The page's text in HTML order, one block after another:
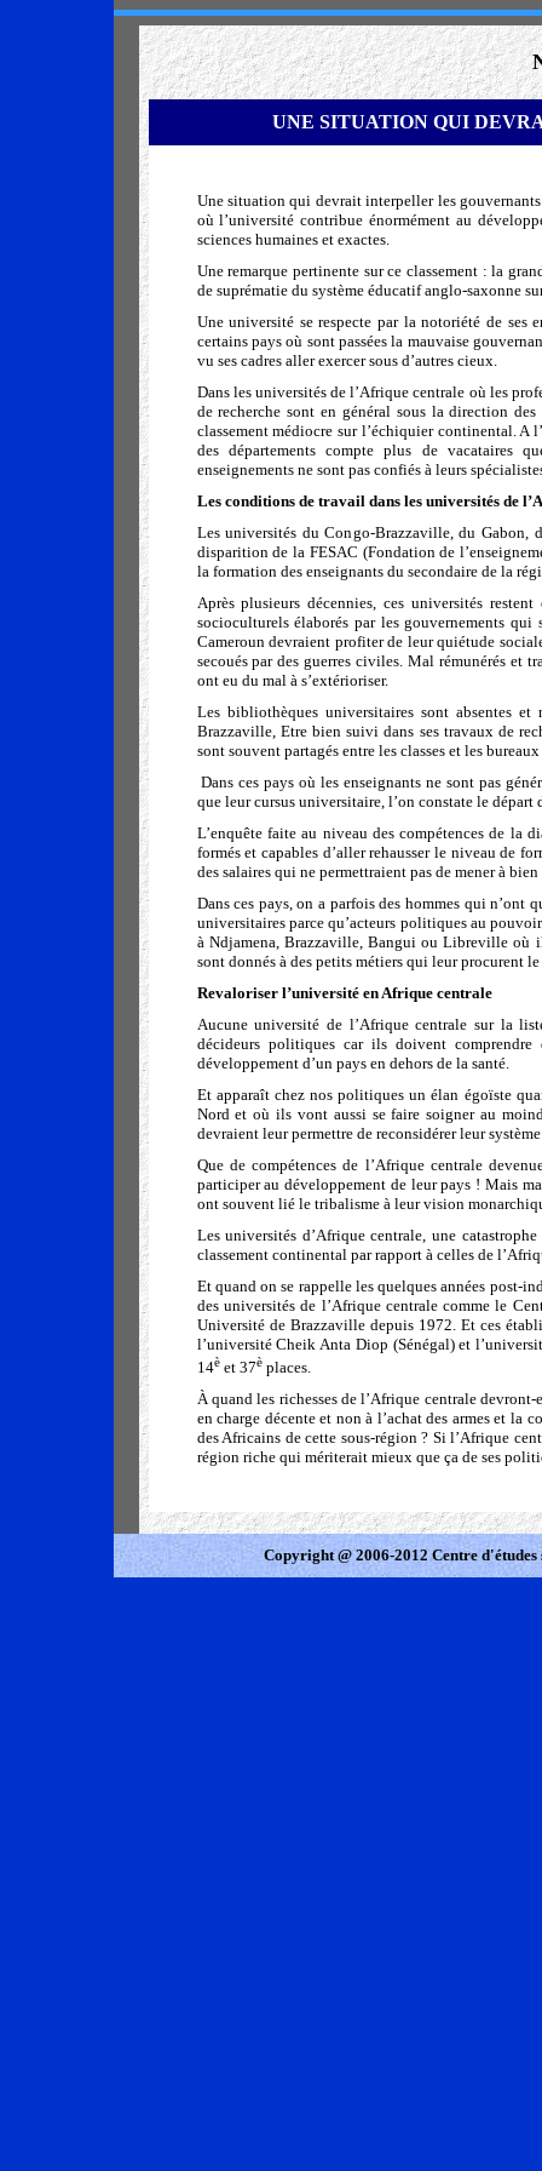
UNE SITUATION QUI
Une situation qui devrait interpeller les
où l’université contribue énormément au
sciences humaines et exactes.
Une remarque pertinente sur ce classement : la
de suprématie du système éducatif anglo-saxonne
Une université se respecte par la notoriété de ses
certains pays où sont passées la mauvaise
vu ses cadres aller exercer sous d’autres cieux.
Dans les universités de l’Afrique centrale où les
de recherche sont en général sous la direction
classement médiocre sur l’échiquier continental.
des départements compte plus de vacataires
enseignements ne sont pas confiés à leurs
Les conditions de travail dans les universités de
Les universités du Congo-Brazzaville, du
disparition de la FESAC (Fondation de
la formation des enseignants du secondaire de la
Après plusieurs décennies, ces universités
socioculturels élaborés par les gouvernements
Cameroun devraient profiter de leur quiétude
secoués par des guerres civiles. Mal rémunérés et
ont eu du mal à s’extérioriser.
Les bibliothèques universitaires sont absentes
Brazzaville, Etre bien suivi dans ses travaux de
sont souvent partagés entre les classes et les
Dans ces pays où les enseignants ne sont pas
que leur cursus universitaire, l’on constate le départ
L’enquête faite au niveau des compétences de la
formés et capables d’aller rehausser le niveau de
des salaires qui ne permettraient pas de mener à
Dans ces pays, on a parfois des hommes qui
universitaires parce qu’acteurs politiques au
à Ndjamena, Brazzaville, Bangui ou Libreville où
sont donnés à des petits métiers qui leur procurent
Revaloriser l’université en Afrique centrale
Aucune université de l’Afrique centrale sur la
décideurs politiques car ils doivent
développement d’un pays en dehors de la santé.
Et apparaît chez nos politiques un élan égoïste
Nord et où ils vont aussi se faire soigner au
devraient leur permettre de reconsidérer leur
Que de compétences de l’Afrique centrale
participer au développement de leur pays ! Mais
ont souvent lié le tribalisme à leur vision
Les universités d’Afrique centrale, une
classement continental par rapport à celles de
Et quand on se rappelle les quelques années post-
des universités de l’Afrique centrale comme le
Université de Brazzaville depuis 1972. Et ces
l’université Cheik Anta Diop (Sénégal) et
14è et 37è places.
À quand les richesses de l’Afrique centrale
en charge décente et non à l’achat des armes et la
des Africains de cette sous-région ? Si l’Afrique
région riche qui mériterait mieux que ça de ses
Copyright @ 2006-2012 Centre